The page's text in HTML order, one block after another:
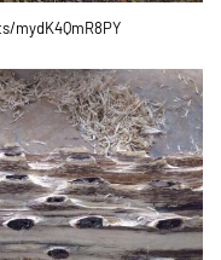
mydK4QmR8PY